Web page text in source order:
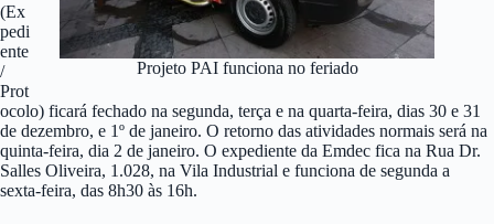
Projeto PAI funciona no feriado
(Ex
pedi
ente
/
Prot
ocolo) ficará fechado na segunda, terça e na quarta-feira, dias 30 e 31
de dezembro, e 1º de janeiro. O retorno das atividades normais será na
quinta-feira, dia 2 de janeiro. O expediente da Emdec fica na Rua Dr.
Salles Oliveira, 1.028, na Vila Industrial e funciona de segunda a
sexta-feira, das 8h30 às 16h.